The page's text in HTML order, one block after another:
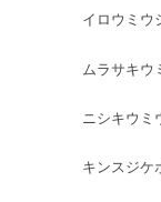
イロウミウ
ムラサキウ
ニシキウミ
キンスジケ